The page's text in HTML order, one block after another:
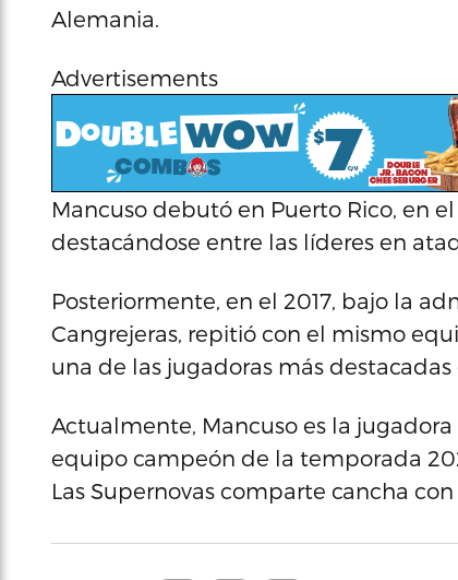
Alemania.
Advertisements
Mancuso debutó en Puerto Rico, en
destacándose entre las líderes en
Posteriormente, en el 2017, bajo la
Cangrejeras, repitió con el mismo
una de las jugadoras más destacadas
Actualmente, Mancuso es la
equipo campeón de la temporada
Las Supernovas comparte cancha